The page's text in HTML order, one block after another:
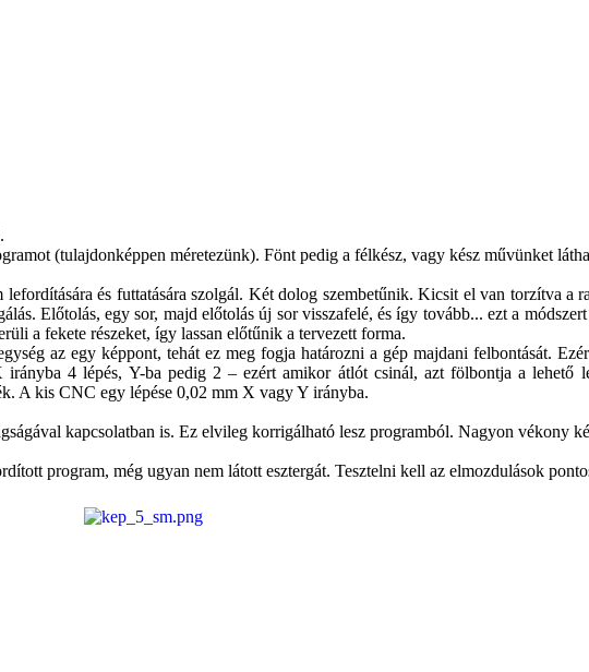
(tulajdonképpen méretezünk). Fönt pedig a félkész, vagy kész művünket
és futtatására szolgál. Két dolog szembetűnik. Kicsit el van torzítva a
Előtolás, egy sor, majd előtolás új sor visszafelé, és így tovább... ezt a
a fekete részeket, így lassan előtűnik a tervezett forma.
az egy képpont, tehát ez meg fogja határozni a gép majdani felbontását.
4 lépés, Y-ba pedig 2 – ezért amikor átlót csinál, azt fölbontja a lehető
A kis CNC egy lépése 0,02 mm X vagy Y irányba.
kapcsolatban is. Ez elvileg korrigálható lesz programból. Nagyon vékony
program, még ugyan nem látott esztergát. Tesztelni kell az elmozdulások